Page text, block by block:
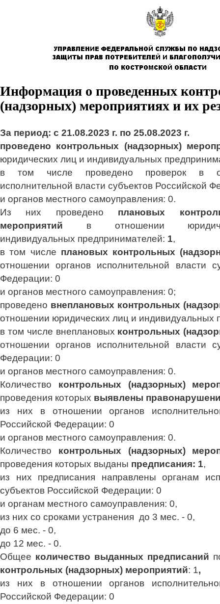
Информация о проведенных
(надзорных) мероприятиях и их
За период: с 21.08.2023 г. по 25.08.2023 г.
проведено контрольных (надзорных)
юридических лиц и индивидуальных
в том числе проведено проверок в
исполнительной власти субъектов Российской
и органов местного самоуправления: 0.
Из них проведено плановых
мероприятий в отношении
индивидуальных предпринимателей: 1,
в том числе плановых контрольных
отношении органов исполнительной власти
Федерации: 0
и органов местного самоуправления: 0;
проведено внеплановых контрольных
отношении юридических лиц и индивидуальных
в том числе внеплановых контрольных
отношении органов исполнительной власти
Федерации: 0
и органов местного самоуправления: 0.
Количество контрольных (надзорных)
проведения которых выявлены
из них в отношении органов
Российской Федерации: 0
и органов местного самоуправления: 0.
Количество контрольных (надзорных)
проведения которых выданы предписания: 1,
из них предписания направлены органам
субъектов Российской Федерации: 0
и органам местного самоуправления: 0,
из них со сроками устранения до 3 мес. - 0,
до 6 мес. - 0,
до 12 мес. - 0.
Общее количество выданных предписаний
контрольных (надзорных) мероприятий: 1,
из них в отношении органов
Российской Федерации: 0